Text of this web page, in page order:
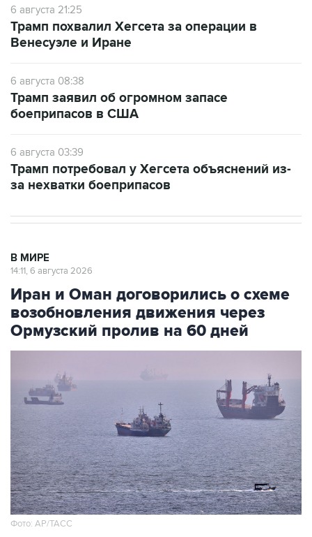
6 августа 21:25
Трамп похвалил Хегсета за операции в
Венесуэле и Иране
6 августа 08:38
Трамп заявил об огромном запасе
боеприпасов в США
6 августа 03:39
Трамп потребовал у Хегсета объяснений из-
за нехватки боеприпасов
В МИРЕ
14:11, 6 августа 2026
Иран и Оман договорились о схеме
возобновления движения через
Ормузский пролив на 60 дней
Фото: AP/ТАСС